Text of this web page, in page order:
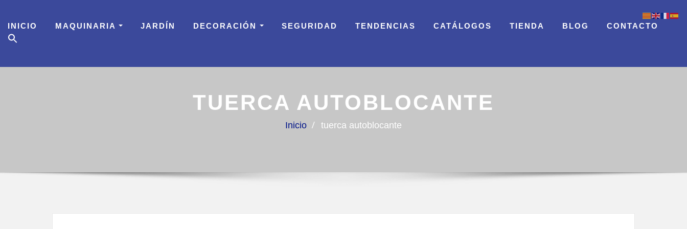
content
INICIO MAQUINARIA JARDÍN DECORACIÓN SEGURIDAD TENDENCIAS CATÁLOGOS TIENDA BLOG CONTACTO
TUERCA AUTOBLOCANTE
Inicio tuerca autoblocante